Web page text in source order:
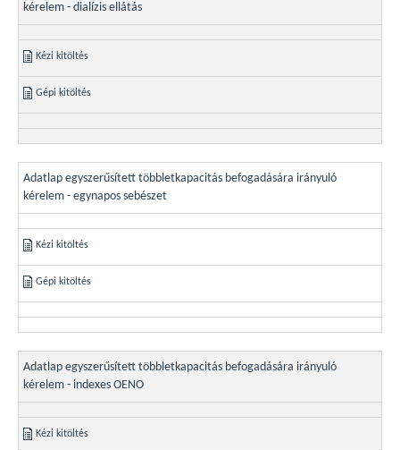
kérelem - dialízis ellátás
Kézi kitöltés
Gépi kitöltés
Adatlap egyszerűsített többletkapacitás befogadására irányuló
kérelem - egynapos sebészet
Kézi kitöltés
Gépi kitöltés
Adatlap egyszerűsített többletkapacitás befogadására irányuló
kérelem - indexes OENO
Kézi kitöltés